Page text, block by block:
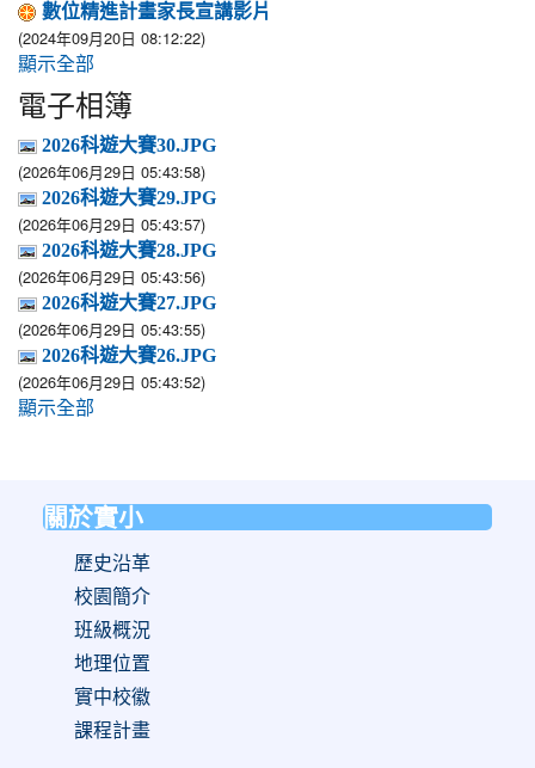
數位精進計畫家長宣講影片
(2024年09月20日 08:12:22)
顯示全部
電子相簿
2026科遊大賽30.JPG
(2026年06月29日 05:43:58)
2026科遊大賽29.JPG
(2026年06月29日 05:43:57)
2026科遊大賽28.JPG
(2026年06月29日 05:43:56)
2026科遊大賽27.JPG
(2026年06月29日 05:43:55)
2026科遊大賽26.JPG
(2026年06月29日 05:43:52)
顯示全部
關於實小
歷史沿革
校園簡介
班級概況
地理位置
實中校徽
課程計畫